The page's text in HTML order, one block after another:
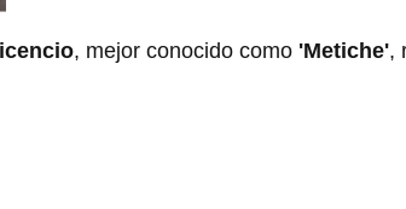
, mejor conocido como 'Metiche',